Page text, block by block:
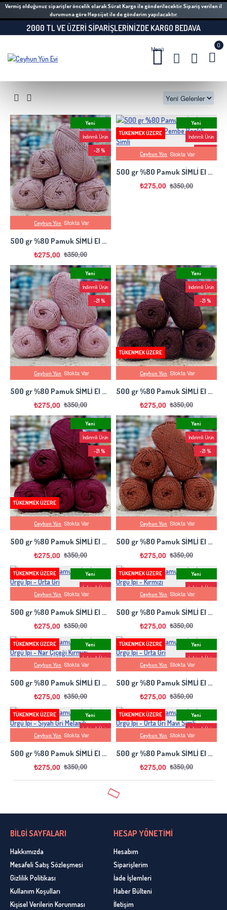
Vermiş olduğunuz siparişler öncelik olarak Sürat Kargo ile gönderilecektir. Sipariş verilen il
durumuna göre Hepsijet ile de gönderim yapılacaktır.
2000 TL VE ÜZERI SIPARIŞLERINIZDE KARGO BEDAVA
0
Yeni
İndirimli Ürün
-21 %
Ceyhun Yün Stokta Var
500 gr %80 Pamuk SİMLİ El Örgü İpi - Gül Goncası
₺275,00 ₺350,00
Yeni
İndirimli Ürün
TÜKENMEK ÜZERE
Ceyhun Yün Stokta Var
500 gr %80 Pamuk SİMLİ El Örgü İpi - Beyaz-Pembe Renkli Simli
₺275,00 ₺350,00
Yeni
İndirimli Ürün
-21 %
Ceyhun Yün Stokta Var
500 gr %80 Pamuk SİMLİ El Örgü İpi - Pembe Simli
₺275,00 ₺350,00
Yeni
İndirimli Ürün
TÜKENMEK ÜZERE
-21 %
Ceyhun Yün Stokta Var
500 gr %80 Pamuk SİMLİ El Örgü İpi - Orta Gri
₺275,00 ₺350,00
Yeni
İndirimli Ürün
TÜKENMEK ÜZERE
-21 %
Ceyhun Yün Stokta Var
500 gr %80 Pamuk SİMLİ El Örgü İpi - Orta Gri
₺275,00 ₺350,00
Yeni
İndirimli Ürün
-21 %
Ceyhun Yün Stokta Var
500 gr %80 Pamuk SİMLİ El Örgü İpi - Orta Gri
₺275,00 ₺350,00
Yeni
İndirimli Ürün
TÜKENMEK ÜZERE
-21 %
Ceyhun Yün Stokta Var
500 gr %80 Pamuk SİMLİ El Örgü İpi - Orta Gri
₺275,00 ₺350,00
Yeni
İndirimli Ürün
TÜKENMEK ÜZERE
-21 %
Ceyhun Yün Stokta Var
500 gr %80 Pamuk SİMLİ El Örgü İpi - Kırmızı
₺275,00 ₺350,00
Yeni
İndirimli Ürün
TÜKENMEK ÜZERE
-21 %
Ceyhun Yün Stokta Var
500 gr %80 Pamuk SİMLİ El Örgü İpi - Nar Çiçeği Kırmızı
₺275,00 ₺350,00
Yeni
İndirimli Ürün
TÜKENMEK ÜZERE
-21 %
Ceyhun Yün Stokta Var
500 gr %80 Pamuk SİMLİ El Örgü İpi - Orta Gri
₺275,00 ₺350,00
Yeni
İndirimli Ürün
TÜKENMEK ÜZERE
-21 %
Ceyhun Yün Stokta Var
500 gr %80 Pamuk SİMLİ El Örgü İpi - Siyah Gri Melanjlı
₺275,00 ₺350,00
Yeni
İndirimli Ürün
TÜKENMEK ÜZERE
-21 %
Ceyhun Yün Stokta Var
500 gr %80 Pamuk SİMLİ El Örgü İpi - Orta Gri Mavi Simli
₺275,00 ₺350,00
BİLGİ SAYFALARI
Hakkımızda
Mesafeli Satış Sözleşmesi
Gizlilik Politikası
Kullanım Koşulları
Kişisel Verilerin Korunması
HESAP YÖNETİMİ
Hesabım
Siparişlerim
İade İşlemleri
Haber Bülteni
İletişim